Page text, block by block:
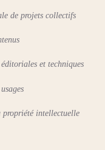
de projets collectifs
et techniques
propriété intellectuelle